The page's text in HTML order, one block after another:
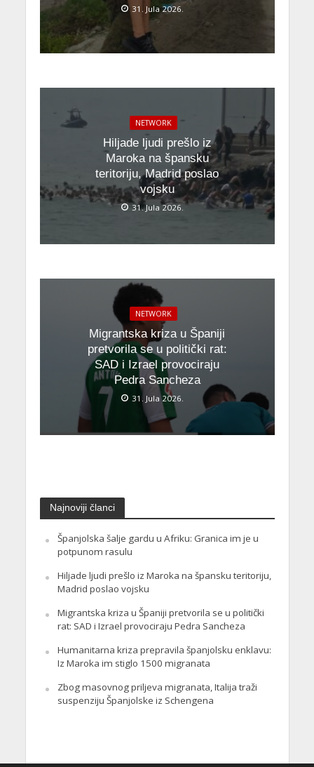
31. Jula 2026.
NETWORK
Hiljade ljudi prešlo iz
Maroka na špansku
teritoriju, Madrid poslao
vojsku
31. Jula 2026.
NETWORK
Migrantska kriza u Španiji
pretvorila se u politički rat:
SAD i Izrael provociraju
Pedra Sancheza
31. Jula 2026.
Najnoviji članci
Španjolska šalje gardu u Afriku: Granica im je u
potpunom rasulu
Hiljade ljudi prešlo iz Maroka na špansku teritoriju,
Madrid poslao vojsku
Migrantska kriza u Španiji pretvorila se u politički
rat: SAD i Izrael provociraju Pedra Sancheza
Humanitarna kriza prepravila španjolsku enklavu:
Iz Maroka im stiglo 1500 migranata
Zbog masovnog priljeva migranata, Italija traži
suspenziju Španjolske iz Schengena